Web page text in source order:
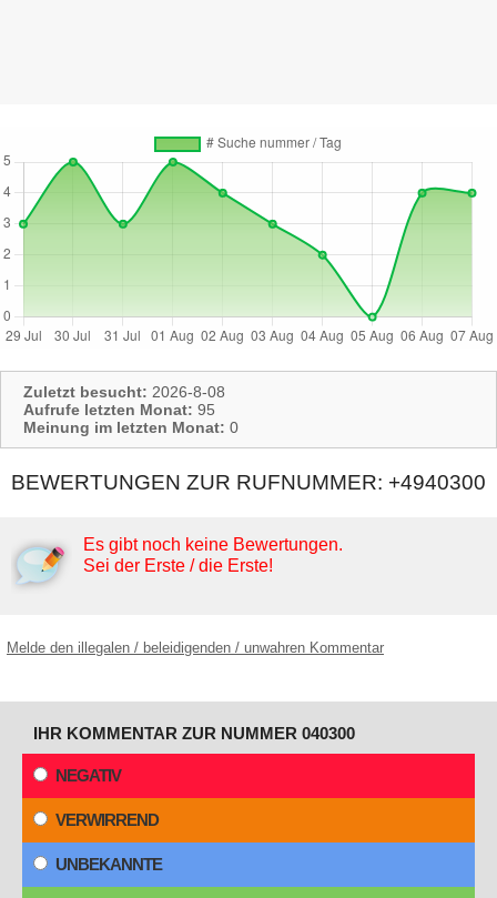
Zuletzt besucht: 2026-8-08
Aufrufe letzten Monat: 95
Meinung im letzten Monat: 0
BEWERTUNGEN ZUR RUFNUMMER: +4940300
Es gibt noch keine Bewertungen.
Sei der Erste / die Erste!
Melde den illegalen / beleidigenden / unwahren Kommentar
IHR KOMMENTAR ZUR NUMMER 040300
NEGATIV
VERWIRREND
UNBEKANNTE